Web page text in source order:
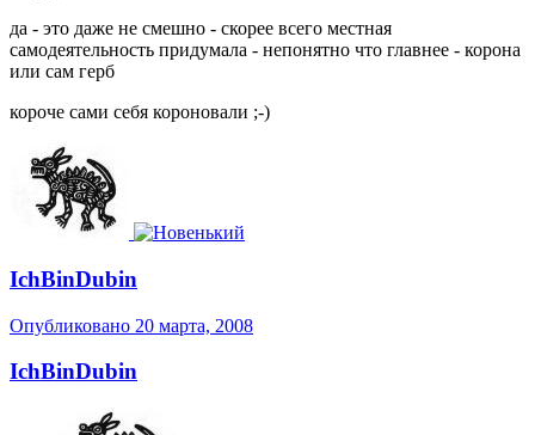
да - это даже не смешно - скорее всего местная
самодеятельность придумала - непонятно что главнее - корона
или сам герб
короче сами себя короновали ;-)
IchBinDubin
Опубликовано 20 марта, 2008
IchBinDubin